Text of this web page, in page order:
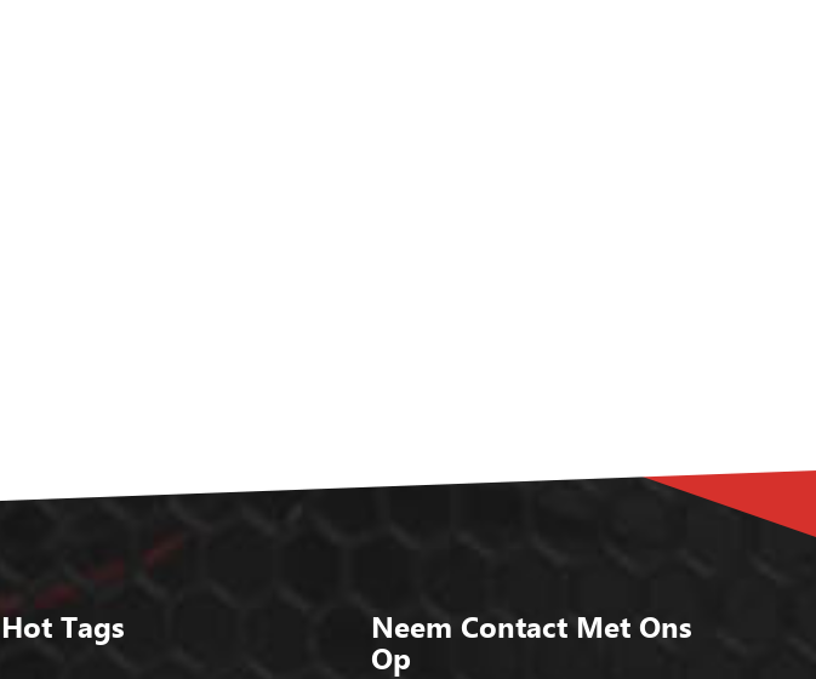
Hot Tags
Neem Contact Met Ons
Op